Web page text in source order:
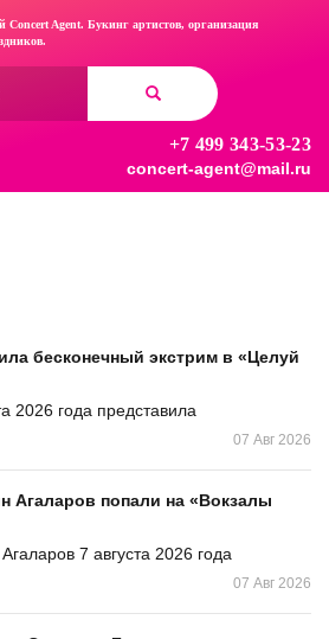
Concert Agent. Букинг артистов, организация
+7 499 343-53-23
concert-agent@mail.ru
бесконечный экстрим в «Целуй
2026 года представила
07 Авг 2026
Агаларов попали на «Вокзалы
7 августа 2026 года
07 Авг 2026